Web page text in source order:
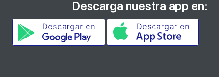
Descarga nuestra app en: